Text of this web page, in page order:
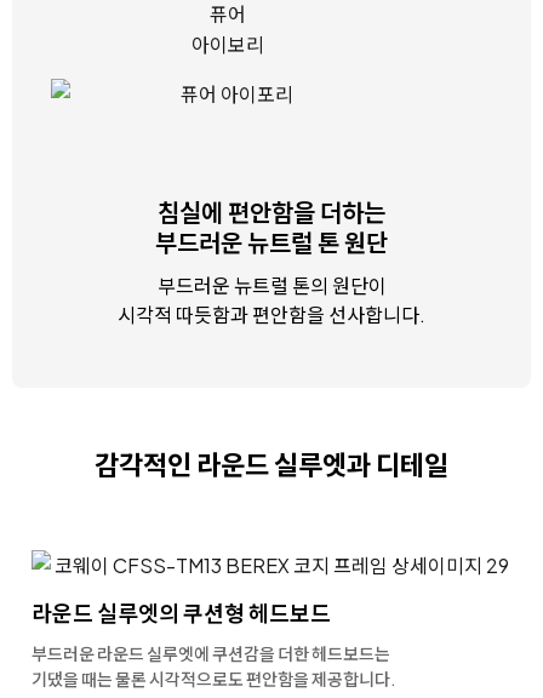
퓨어
아이보리
침실에 편안함을 더하는
부드러운 뉴트럴 톤 원단
부드러운 뉴트럴 톤의 원단이
시각적 따듯함과 편안함을 선사합니다.
감각적인 라운드 실루엣과 디테일
라운드 실루엣의 쿠션형 헤드보드
부드러운 라운드 실루엣에 쿠션감을 더한 헤드보드는
기댔을 때는 물론 시각적으로도 편안함을 제공합니다.